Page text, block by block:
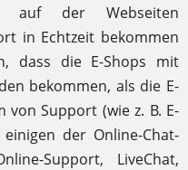
auf der Webseiten
in Echtzeit bekommen
dass die E-Shops mit
bekommen, als die E-
Support (wie z. B. E-
der Online-Chat-
Support, LiveChat,